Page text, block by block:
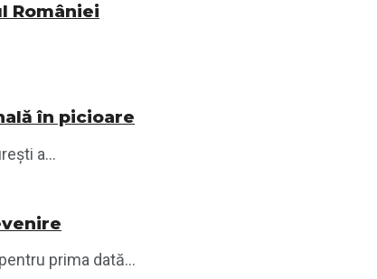
României
în picioare
a...
prima dată...